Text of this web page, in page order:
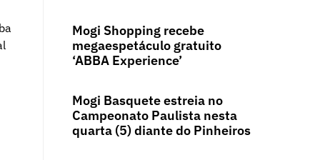
Mogi Shopping recebe
megaespetáculo gratuito
‘ABBA Experience’
Mogi Basquete estreia no
Campeonato Paulista nesta
quarta (5) diante do Pinheiros